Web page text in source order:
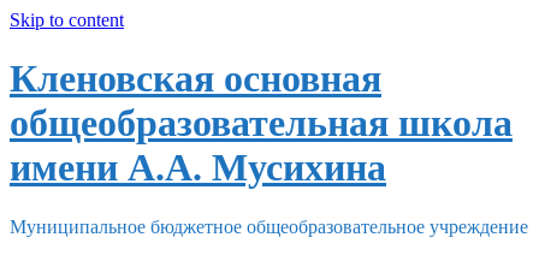
Skip to content
Кленовская основная
общеобразовательная школа
имени А.А. Мусихина
Муниципальное бюджетное общеобразовательное учреждение